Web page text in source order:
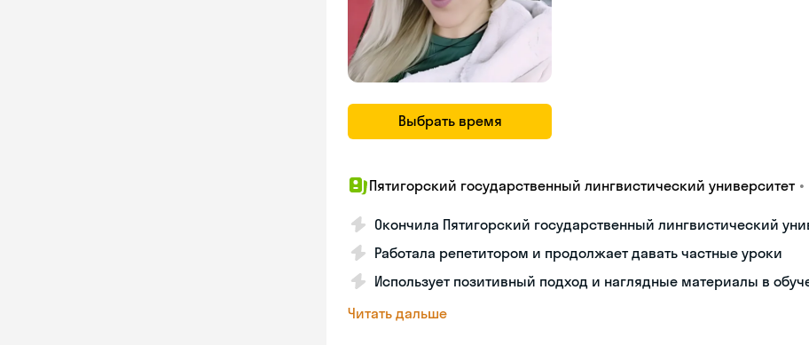
Выбрать время
Пятигорский государственный лингвистический университет •
Окончила Пятигорский государственный лингвистический
Работала репетитором и продолжает давать частные уроки
Использует позитивный подход и наглядные материалы в
Читать дальше